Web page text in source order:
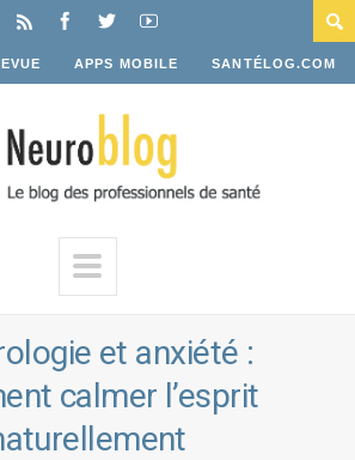
APPS MOBILE SANTÉLOG.COM
et anxiété :
calmer l’esprit